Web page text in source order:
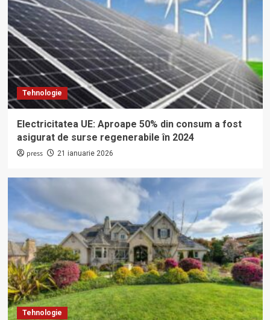
Tehnologie
Electricitatea UE: Aproape 50% din consum a fost
asigurat de surse regenerabile în 2024
press 21 ianuarie 2026
Tehnologie